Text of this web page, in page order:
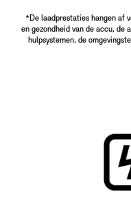
*De laadprestaties hangen af
en gezondheid van de accu, de
hulpsystemen, de